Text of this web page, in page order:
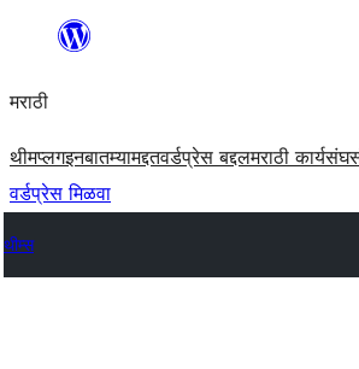
सामुग्रीवर
मराठी
थीमप्लगइनबातम्यामद्दतवर्डप्रेस बद्दलमराठी कार्यसंघ
वर्डप्रेस मिळवा
थीम्स